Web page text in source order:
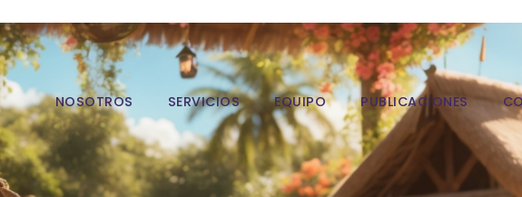
NOSOTROS SERVICIOS EQUIPO PUBLICACIONES